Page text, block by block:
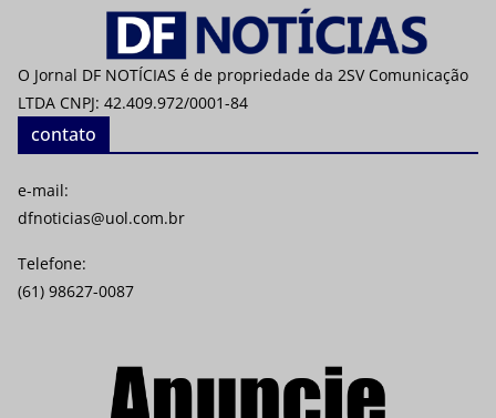
O Jornal DF NOTÍCIAS é de propriedade da 2SV Comunicação
LTDA CNPJ: 42.409.972/0001-84
contato
e-mail:
dfnoticias@uol.com.br
Telefone:
(61) 98627-0087